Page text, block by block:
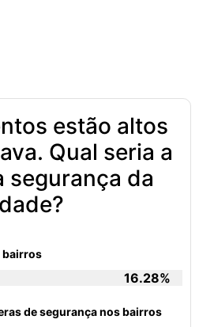
estão altos
Qual seria a
segurança da
bairros
16.28%
de segurança nos bairros